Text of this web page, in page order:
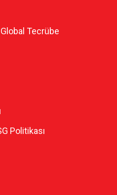
Tecrübe
Politikası